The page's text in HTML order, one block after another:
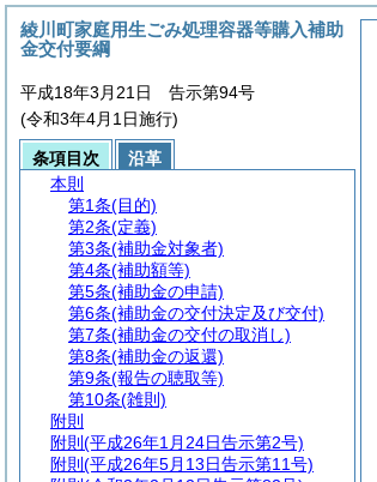
綾川町家庭用生ごみ処理容器等購入補助
金交付要綱
平成18年3月21日 告示第94号
(令和3年4月1日施行)
条項目次
沿革
本則
第1条(目的)
第2条(定義)
第3条(補助金対象者)
第4条(補助額等)
第5条(補助金の申請)
第6条(補助金の交付決定及び交付)
第7条(補助金の交付の取消し)
第8条(補助金の返還)
第9条(報告の聴取等)
第10条(雑則)
附則
附則 (平成26年1月24日告示第2号)
附則 (平成26年5月13日告示第11号)